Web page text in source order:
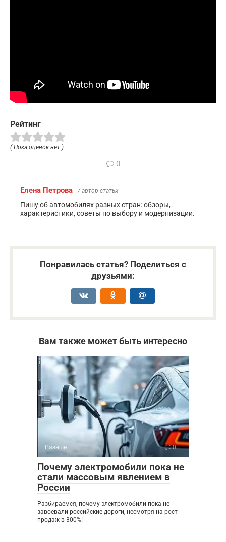
Рейтинг
( Пока оценок нет )
0
Елена Петрова / автор статьи
Пишу об автомобилях разных стран: обзоры,
характеристики, советы по выбору и модернизации.
Понравилась статья? Поделиться с
друзьями:
Вам также может быть интересно
Разные 0
Почему электромобили пока не
стали массовым явлением в
России
Разбираемся, почему электромобили пока не
завоевали российские дороги, несмотря на рост
продаж в 300%!